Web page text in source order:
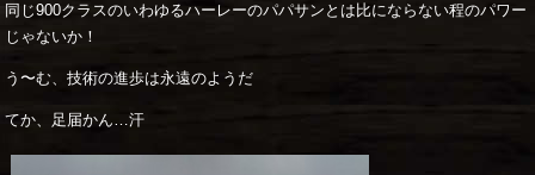
同じ900クラスのいわゆるハーレーのパパサンとは比にならない程のパワー
じゃないか！
う〜む、技術の進歩は永遠のようだ
てか、足届かん…汗